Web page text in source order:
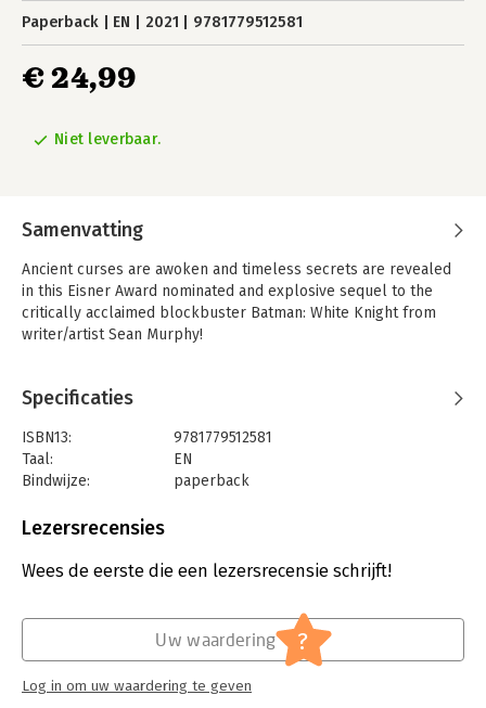
Paperback EN 2021 9781779512581
€ 24,99
Niet leverbaar.
Samenvatting
Ancient curses are awoken and timeless secrets are revealed
in this Eisner Award nominated and explosive sequel to the
critically acclaimed blockbuster Batman: White Knight from
writer/artist Sean Murphy!
Specificaties
ISBN13:
9781779512581
Taal:
EN
Bindwijze:
paperback
Uitgever:
Lezersrecensies
Wees de eerste die een lezersrecensie schrijft!
Uw waardering ?
Log in om uw waardering te geven